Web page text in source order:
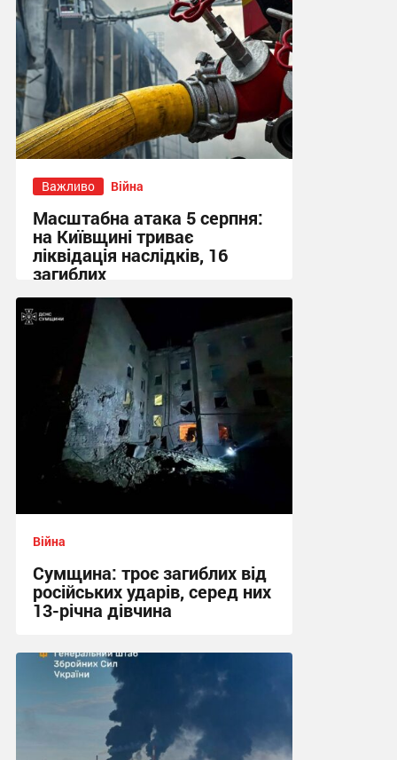
Важливо Війна
Масштабна атака 5 серпня:
на Київщині триває
ліквідація наслідків, 16
загиблих
13:23 вчора
Війна
Сумщина: троє загиблих від
російських ударів, серед них
13-річна дівчина
11:39 вчора